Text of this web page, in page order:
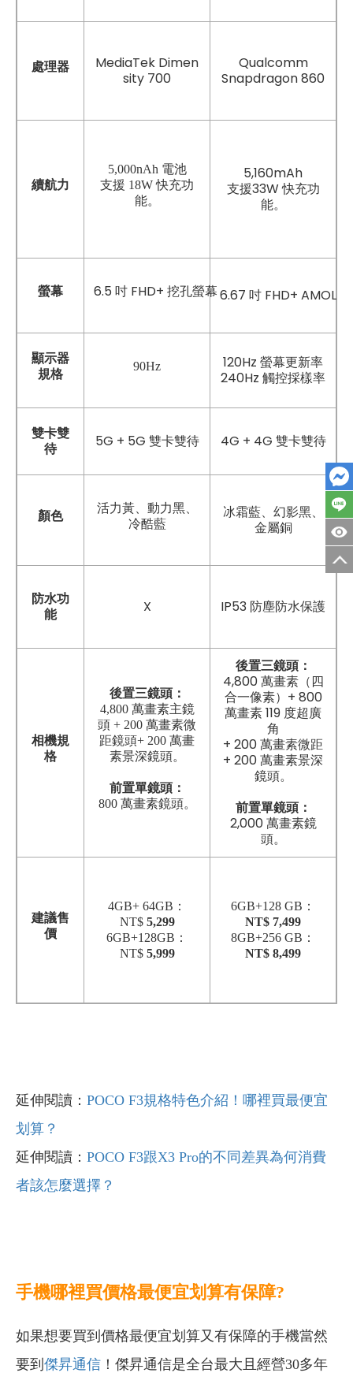
處理器
MediaTek Dimen
sity 700
Qualcomm
Snapdragon 860
續航力
5,000nAh 電池
支援 18W 快充功
能。
5,160mAh
支援33W 快充功
能。
螢幕 6.5 吋 FHD+ 挖孔螢幕6.67 吋 FHD+ AMOLED
顯示器
規格
90Hz
120Hz 螢幕更新率
240Hz 觸控採樣率
雙卡雙
待
5G + 5G 雙卡雙待 4G + 4G 雙卡雙待
顏色
活力黃、動力黑、
冷酷藍
冰霜藍、幻影黑、
金屬銅
防水功
能
X IP53 防塵防水保護
相機規
格
後置三鏡頭：
4,800 萬畫素主鏡
頭 + 200 萬畫素微
距鏡頭+ 200 萬畫
素景深鏡頭。
前置單鏡頭：
800 萬畫素鏡頭。
後置三鏡頭：
4,800 萬畫素（四
合一像素）+ 800
萬畫素 119 度超廣
角
+ 200 萬畫素微距
+ 200 萬畫素景深
鏡頭。
前置單鏡頭：
2,000 萬畫素鏡
頭。
建議售
價
4GB+ 64GB：
NT$ 5,299
6GB+128GB：
NT$ 5,999
6GB+128 GB：
NT$ 7,499
8GB+256 GB：
NT$ 8,499
延伸閱讀： POCO F3規格特色介紹！哪裡買最便宜
划算？
延伸閱讀： POCO F3跟X3 Pro的不同差異為何消費
者該怎麼選擇？
手機哪裡買價格最便宜划算有保障?
如果想要買到價格最便宜划算又有保障的手機當然
要到 傑昇通信 ！傑昇通信是全台最大且經營30多年